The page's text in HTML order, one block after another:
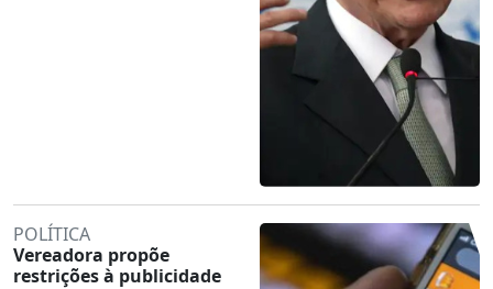
POLÍTICA
Vereadora propõe
restrições à publicidade